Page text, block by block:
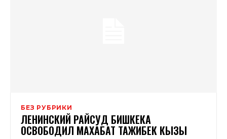
БЕЗ РУБРИКИ
ЛЕНИНСКИЙ РАЙСУД БИШКЕКА
ОСВОБОДИЛ МАХАБАТ ТАЖИБЕК КЫЗЫ